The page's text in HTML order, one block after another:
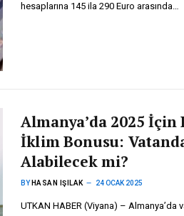
hesaplarına 145 ila 290 Euro arasında…
Almanya’da 2025
İklim Bonusu:
Alabilecek mi?
BY HASAN IŞILAK 24 OCAK 2025
UTKAN HABER (Viyana) – Almanya’da